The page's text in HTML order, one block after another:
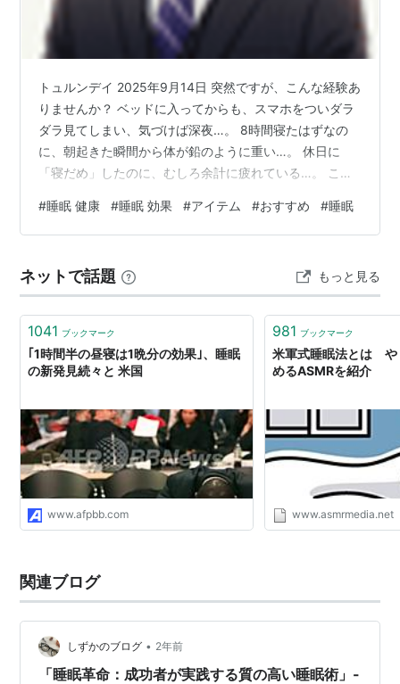
トュルンデイ 2025年9月14日 突然ですが、こんな経験あ
りませんか？ ベッドに入ってからも、スマホをついダラ
ダラ見てしまい、気づけば深夜…。 8時間寝たはずなの
に、朝起きた瞬間から体が鉛のように重い…。 休日に
「寝だめ」したのに、むしろ余計に疲れている…。 こ
なる」と本気で思っていました。でも、ハッキリ言いま
す。それは大きな間違いです。 この記事は、そんな
安心してください。高級なマットレスやオーダーメイド
の枕の話は一切しません。近所のドラッグストアや無印
良品で、ランチ1回分くらいの投資…
#睡眠 健康 #睡眠 効果 #アイテム #おすすめ #睡眠
ネットで話題 もっと見る
1041 ブックマーク
｢1時間半の昼寝は1晩分の効果｣、睡眠
の新発見続々と 米国
www.afpbb.com
981 ブックマーク
米軍式睡眠法とは や
めるASMRを紹介
www.asmrmedia.net
関連ブログ
しずかのブログ • 2年前
「睡眠革命：成功者が実践する質の高い睡眠術」-